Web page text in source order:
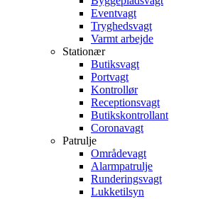
Eventvagt
Tryghedsvagt
Varmt arbejde
Stationær
Butiksvagt
Portvagt
Kontrollør
Receptionsvagt
Butikskontrollant
Coronavagt
Patrulje
Områdevagt
Alarmpatrulje
Runderingsvagt
Lukketilsyn